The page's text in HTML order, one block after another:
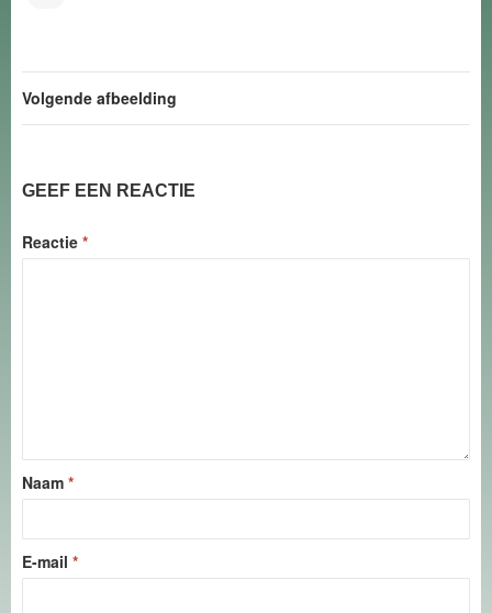
Volgende afbeelding
GEEF EEN REACTIE
Reactie *
Naam *
E-mail *